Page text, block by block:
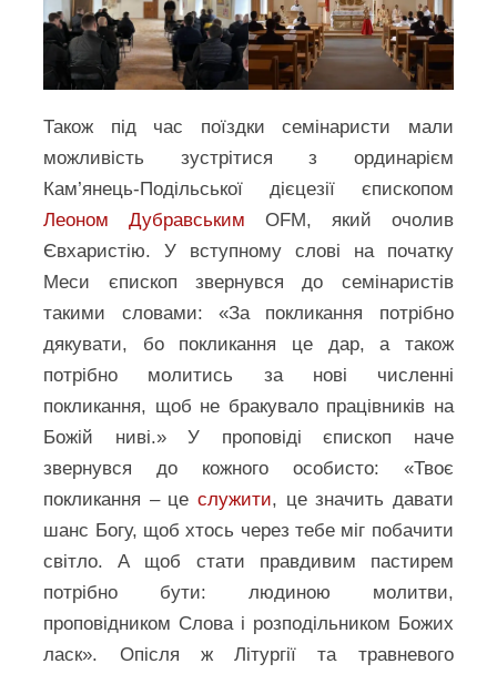
Також під час поїздки семінаристи мали
можливість зустрітися з ординарієм
Кам’янець-Подільської дієцезії єпископом
Леоном Дубравським OFM, який очолив
Євхаристію. У вступному слові на початку
Меси єпископ звернувся до семінаристів
такими словами: «За покликання потрібно
дякувати, бо покликання це дар, а також
потрібно молитись за нові численні
покликання, щоб не бракувало працівників на
Божій ниві.» У проповіді єпископ наче
звернувся до кожного особисто: «Твоє
покликання – це служити, це значить давати
шанс Богу, щоб хтось через тебе міг побачити
світло. А щоб стати правдивим пастирем
потрібно бути: людиною молитви,
проповідником Слова і розподільником Божих
ласк». Опісля ж Літургії та травневого